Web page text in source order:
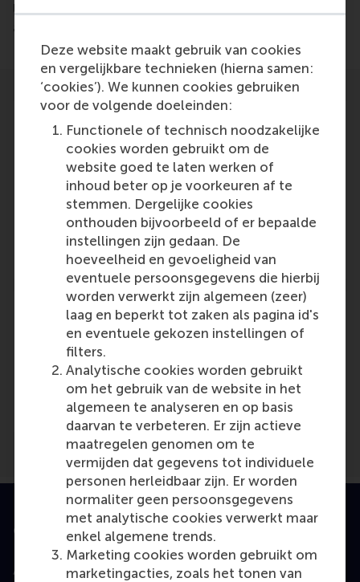
Deze website maakt gebruik van cookies
en vergelijkbare technieken (hierna samen:
‘cookies’). We kunnen cookies gebruiken
voor de volgende doeleinden:
Functionele of technisch noodzakelijke
cookies worden gebruikt om de
website goed te laten werken of
inhoud beter op je voorkeuren af te
stemmen. Dergelijke cookies
onthouden bijvoorbeeld of er bepaalde
instellingen zijn gedaan. De
hoeveelheid en gevoeligheid van
eventuele persoonsgegevens die hierbij
worden verwerkt zijn algemeen (zeer)
laag en beperkt tot zaken als pagina id's
en eventuele gekozen instellingen of
filters.
Analytische cookies worden gebruikt
om het gebruik van de website in het
algemeen te analyseren en op basis
daarvan te verbeteren. Er zijn actieve
maatregelen genomen om te
vermijden dat gegevens tot individuele
personen herleidbaar zijn. Er worden
normaliter geen persoonsgegevens
met analytische cookies verwerkt maar
enkel algemene trends.
Marketing cookies worden gebruikt om
marketingacties, zoals het tonen van
University Nijmegen have zeroed in on the brain
activity underlying social conformism.
Participants
Vasily
Role: Staff
Reference type: Featured
Media Outlets
El Mundo.es(Online)
Geaccrediteerd door